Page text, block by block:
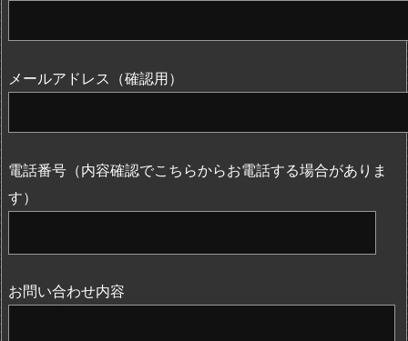
メールアドレス（確認用）
電話番号（内容確認でこちらからお電話する場合がありま
す）
お問い合わせ内容